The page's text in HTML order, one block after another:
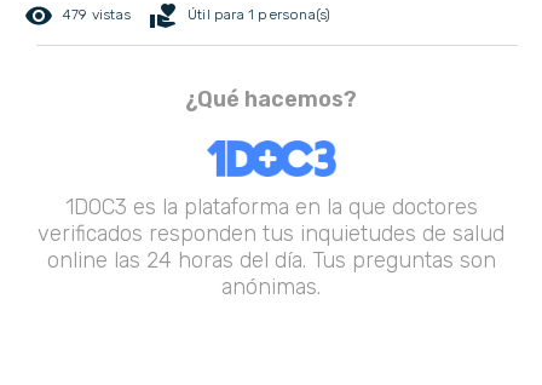
remove_red_eye 479 vistas volunteer_activism Útil para 1 persona(s)
¿Qué hacemos?
1DOC3 es la plataforma en la que doctores
verificados responden tus inquietudes de salud
online las 24 horas del día. Tus preguntas son
anónimas.